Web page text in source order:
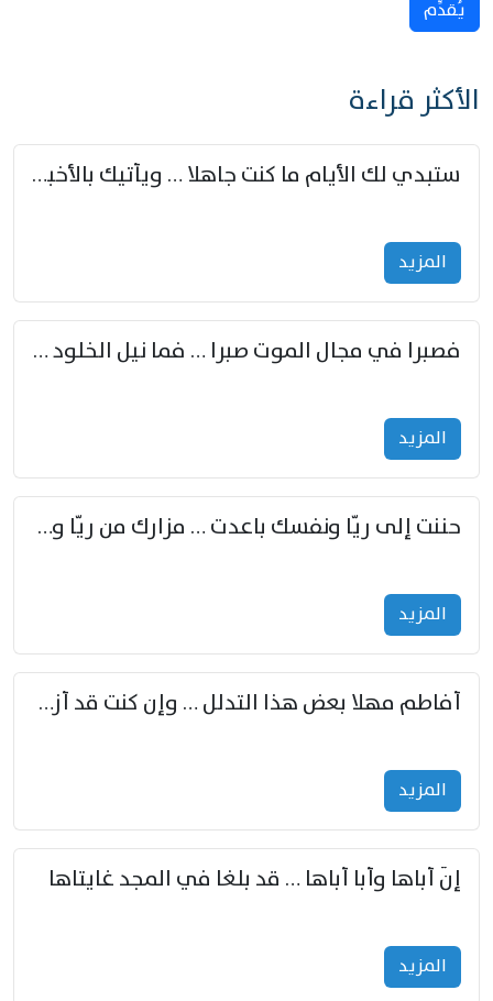
يُقدِّم
الأكثر قراءة
ستبدي لك الأيام ما كنت جاهلا … ويأتيك بالأخبار من لم تزوّد
المزید
فصبرا في مجال الموت صبرا … فما نيل الخلود بمستطاع
المزید
حننت إلى ريّا ونفسك باعدت … مزارك من ريّا وشعباكما معا
المزید
أفاطم مهلا بعض هذا التدلل … وإن كنت قد أزمعت صرمي فأجملي
المزید
إنّ أباها وأبا أباها … قد بلغا في المجد غايتاها
المزید